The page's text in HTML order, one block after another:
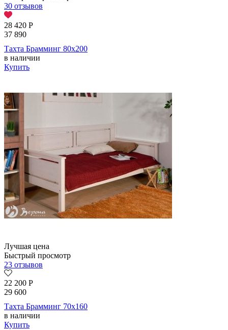
30 отзывов
28 420 Р
37 890
Тахта Брамминг 80х200
в наличии
Купить
Лучшая цена
Быстрый просмотр
23 отзывов
22 200 Р
29 600
Тахта Брамминг 70х160
в наличии
Купить